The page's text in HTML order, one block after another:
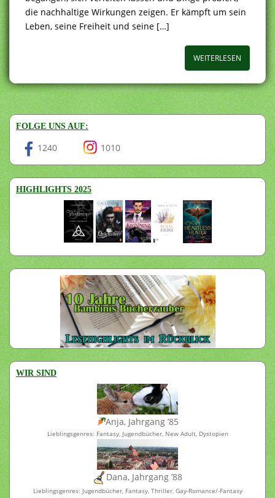
die nachhaltige Wirkungen zeigen. Er kämpft um sein
Leben, seine Freiheit und seine […]
WEITERLESEN
FOLGE UNS AUF:
1240 1010
HIGHLIGHTS 2025
WIR SIND
Anja, Jahrgang ’85
Lieblingsgenres: Fantasy, Jugendbücher, New Adult, Dystopien
Dana, Jahrgang ’88
Lieblingsgenres: Jugendbücher, Fantasy, Thriller, Gay-Romance/-Fantasy